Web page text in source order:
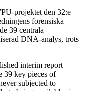
projektet den 32:e
forensiska
39 centrala
DNA-analys, trots
interim report
39 key pieces of
subjected to